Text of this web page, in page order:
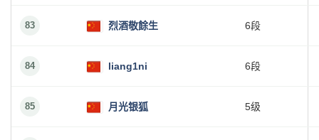
83 烈酒敬餘生 6段
84 liang1ni 6段
85 月光银狐 5级